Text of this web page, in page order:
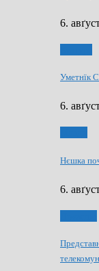
6.
Уметнїк
6.
Нєшка
6.